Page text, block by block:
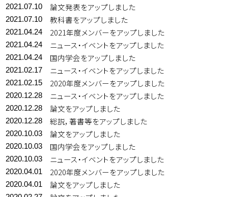
2021.07.10 論文発表をアップしました
2021.07.10 教科書をアップしました
2021.04.24 2021年度メンバーをアップしました
2021.04.24 ニュース・イベントをアップしました
2021.04.24 国内学会をアップしました
2021.02.17 ニュース・イベントをアップしました
2021.02.15 2020年度メンバーをアップしました
2020.12.28 ニュース・イベントをアップしました
2020.12.28 論文をアップしました
2020.12.28 総説，著書等をアップしました
2020.10.03 論文をアップしました
2020.10.03 国内学会をアップしました
2020.10.03 ニュース・イベントをアップしました
2020.04.01 2020年度メンバーをアップしました
2020.04.01 論文をアップしました